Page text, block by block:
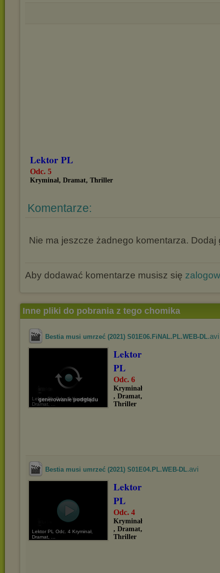
Lektor PL
Odc. 5
Kryminał, Dramat, Thriller
Komentarze:
Nie ma jeszcze żadnego komentarza. Dodaj
Aby dodawać komentarze musisz się
Inne pliki do pobrania z tego chomika
Bestia musi umrzeć (2021) S01E06.FiNAL.PL.WEB-DL.avi
generowanie podglądu
Lektor PL Odc. 6 Kryminał,
Dramat, ...
Lektor
PL
Odc. 6
Kryminał
, Dramat,
Thriller
Bestia musi umrzeć (2021) S01E04.PL.WEB-DL.avi
Lektor PL Odc. 4 Kryminał,
Dramat, ...
Lektor
PL
Odc. 4
Kryminał
, Dramat,
Thriller